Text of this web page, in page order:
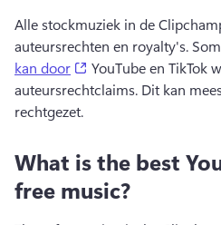
Alle stockmuziek in de
auteursrechten en royalty's.
kan door
(opens in a new tab)
YouTube en TikTok
auteursrechtclaims. Dit kan
rechtgezet.
What is the best
free music?